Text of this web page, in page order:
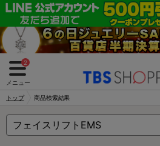
2
メニュー
トップ 商品検索結果